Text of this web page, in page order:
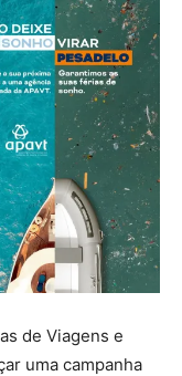
de Viagens e
uma campanha